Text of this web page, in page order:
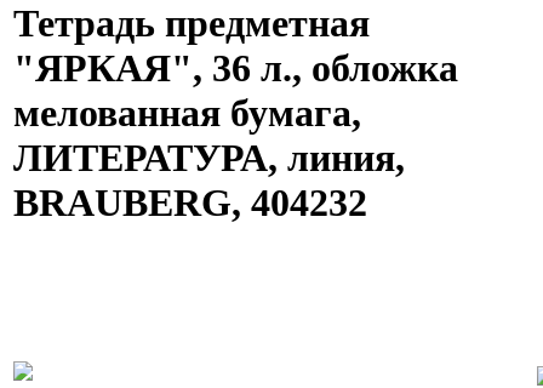
Тетрадь предметная
"ЯРКАЯ", 36 л., обложка
мелованная бумага,
ЛИТЕРАТУРА, линия,
BRAUBERG, 404232